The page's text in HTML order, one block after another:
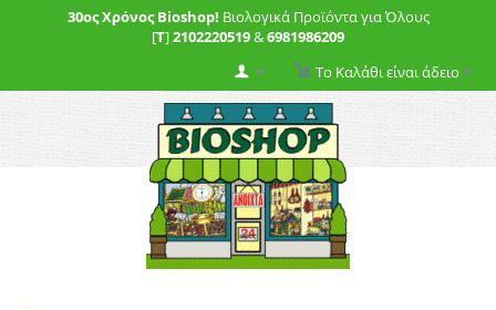
30ος Χρόνος Bioshop! Βιολογικά Προϊόντα για Όλους
[T]2102220519&6981986209
Το Καλάθι είναι άδειο